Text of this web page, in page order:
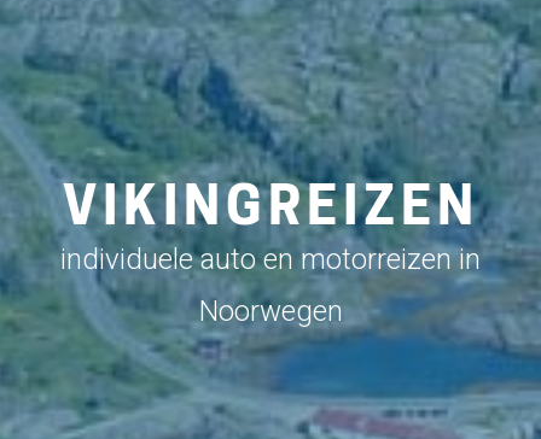
VIKINGREIZEN
individuele auto en motorreizen in
Noorwegen